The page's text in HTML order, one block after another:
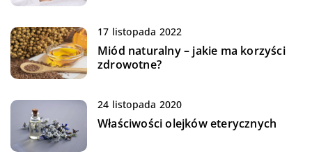
17 listopada 2022
Miód naturalny – jakie ma korzyści
zdrowotne?
24 listopada 2020
Właściwości olejków eterycznych